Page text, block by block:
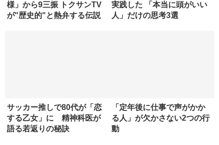
様」から9三振 トクサンTV
が"歴史的"と熱弁する伝説
実践した 「本当に頭がいい
人」だけの思考3選
サッカー推しで80代が「恋
する乙女」に 精神科医が
語る若返りの秘訣
「定年後に仕事で声がかか
る人」が欠かさない2つの行
動